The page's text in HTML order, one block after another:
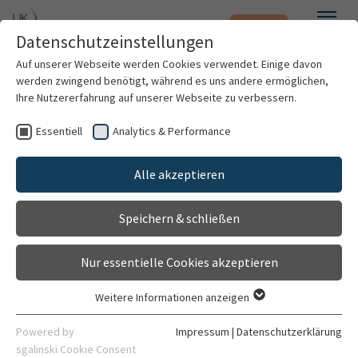
Zum Hauptinhalt springen Notfall
Patienten & Besucher
Kliniken & Institute
Forschung
Karriere
Mit dem Klick auf "Karte aktivieren" stimme ich
der Datenfreigabe an Google zu.
Karte aktivieren
Weitere Standorte suchen
Administrativer Bereich
Kontakt
Berliner Straße 10
69120 Heidelberg
Datenschutzeinstellungen
Auf unserer Webseite werden Cookies verwendet. Einige davon
werden zwingend benötigt, während es uns andere ermöglichen,
Ihre Nutzererfahrung auf unserer Webseite zu verbessern.
Essentiell Analytics & Performance
Alle akzeptieren
Speichern & schließen
Nur essentielle Cookies akzeptieren
Essentielle Cookies werden für grundlegende Funktionen der
Webseite benötigt. Dadurch ist gewährleistet, dass die
Weitere Informationen anzeigen
Powered by
sgalinski Cookie Consent
Impressum | Datenschutzerklärung